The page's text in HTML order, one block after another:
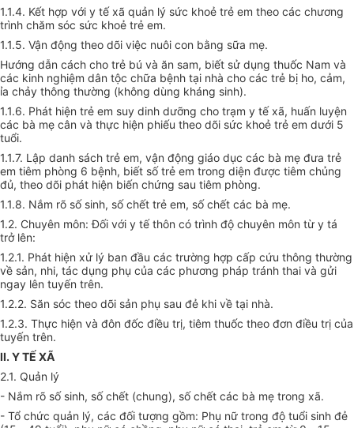
1.1.4. Kết hợp với y tế xã quản lý sức khoẻ trẻ em theo các chương
trình chăm sóc sức khoẻ trẻ em.
1.1.5. Vận động theo dõi việc nuôi con bằng sữa mẹ.
Hướng dẫn cách cho trẻ bú và ăn sam, biết sử dụng thuốc Nam và
các kinh nghiệm dân tộc chữa bệnh tại nhà cho các trẻ bị ho, cảm,
ỉa chảy thông thường (không dùng kháng sinh).
1.1.6. Phát hiện trẻ em suy dinh dưỡng cho trạm y tế xã, huấn luyện
các bà mẹ cân và thực hiện phiếu theo dõi sức khoẻ trẻ em dưới 5
tuổi.
1.1.7. Lập danh sách trẻ em, vận động giáo dục các bà mẹ đưa trẻ
em tiêm phòng 6 bệnh, biết số trẻ em trong diện được tiêm chủng
đủ, theo dõi phát hiện biến chứng sau tiêm phòng.
1.1.8. Nắm rõ số sinh, số chết trẻ em, số chết các bà mẹ.
1.2. Chuyên môn: Đối với y tế thôn có trình độ chuyên môn từ y tá
trở lên:
1.2.1. Phát hiện xử lý ban đầu các trường hợp cấp cứu thông thường
về sản, nhi, tác dụng phụ của các phương pháp tránh thai và gửi
ngay lên tuyến trên.
1.2.2. Săn sóc theo dõi sản phụ sau đẻ khi về tại nhà.
1.2.3. Thực hiện và đôn đốc điều trị, tiêm thuốc theo đơn điều trị của
tuyến trên.
II. Y TẾ XÃ
2.1. Quản lý
- Nắm rõ số sinh, số chết (chung), số chết các bà mẹ trong xã.
- Tổ chức quản lý, các đối tượng gồm: Phụ nữ trong độ tuổi sinh đẻ